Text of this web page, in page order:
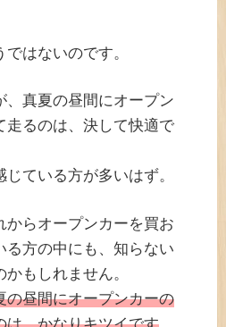
はないのです。
、真夏の昼間にオープン
走るのは、決して快適で
ている方が多いはず。
からオープンカーを買お
る方の中にも、知らない
もしれません。
の昼間にオープンカーの